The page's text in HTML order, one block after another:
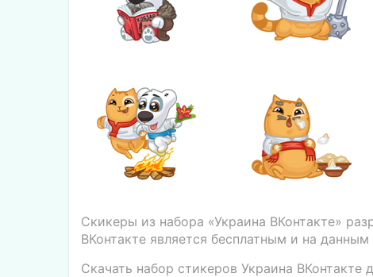
Скикеры из набора «Украина ВКонтакте»
ВКонтакте является бесплатным и на
Скачать набор стикеров Украина